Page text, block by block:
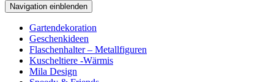
Navigation einblenden
Gartendekoration
Geschenkideen
Flaschenhalter – Metallfiguren
Kuscheltiere -Wärmis
Mila Design